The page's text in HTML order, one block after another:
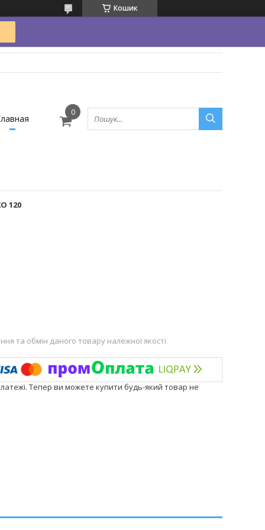
Кошик
120
та обмін даного товару належної якості
Тепер ви можете купити будь-який товар не